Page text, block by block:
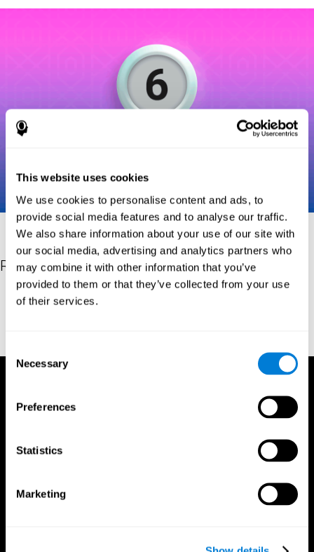
This website uses cookies
We use cookies to personalise content and ads, to
provide social media features and to analyse our traffic.
We also share information about your use of our site with
our social media, advertising and analytics partners who
may combine it with other information that you’ve
provided to them or that they’ve collected from your use
of their services.
Selection
Necessary
Preferences
Statistics
Marketing
Riferimenti
Robertson, I.H., Manly, T., Andrade, J., Baddeley, B.T., Yiend, J.